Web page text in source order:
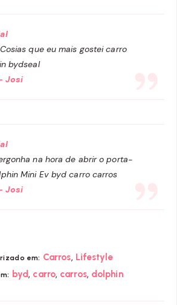
que eu mais gostei carro
bydseal
Josi
na hora de abrir o porta-
Mini Ev byd carro carros
Josi
em: Carros, Lifestyle
byd, carro, carros, dolphin